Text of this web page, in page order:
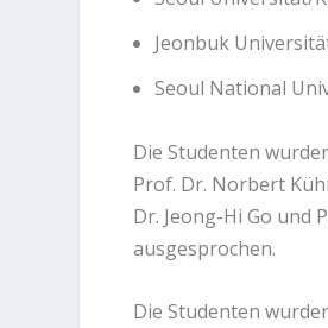
Jeonbuk
Seoul National
Die Studenten
Prof. Dr. Norbert
Dr. Jeong-Hi Go und
ausgesprochen.
Die Studenten